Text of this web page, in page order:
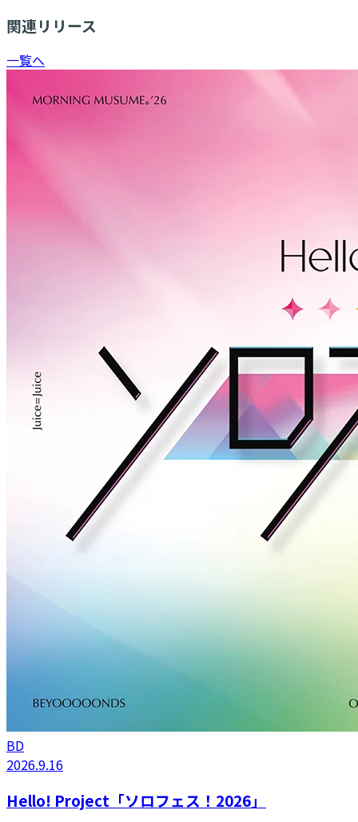
関連リリース
一覧へ
BD
2026.9.16
Hello! Project「ソロフェス！2026」